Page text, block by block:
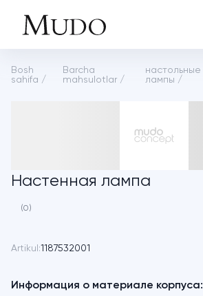
Bosh
sahifa /
Barcha
mahsulotlar/
настольные
лампы /
Настенная лампа
(0)
Artikul:1187532001
Информация о материале корпуса: